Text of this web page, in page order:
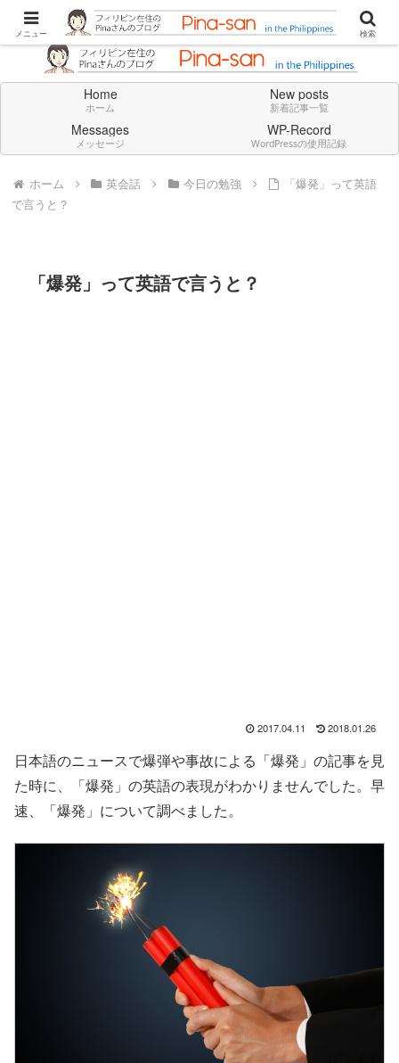
Don't think deeply. Feel always in English.
Home
ホーム
New posts
新着記事一覧
Messages
メッセージ
WP-Record
WordPressの使用記録
ホーム 英会話 今日の勉強
「爆発」って英語
で言うと？
「爆発」って英語で言うと？
2017.04.11 2018.01.26
日本語のニュースで爆弾や事故による「爆発」の記事を見
た時に、「爆発」の英語の表現がわかりませんでした。早
速、「爆発」について調べました。
メニュー 検索